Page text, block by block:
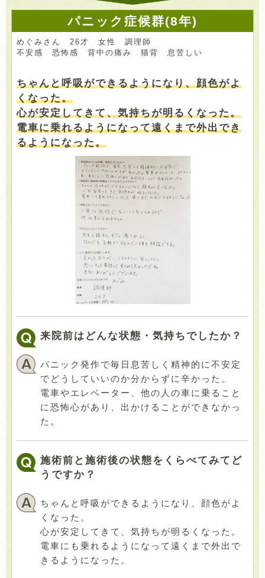
パニック症候群(8年)
めぐみさん 26才 女性 調理師
不安感 恐怖感 背中の痛み 猫背 息苦しい
ちゃんと呼吸ができるようになり、顔色がよ
くなった。
心が安定してきて、気持ちが明るくなった。
電車に乗れるようになって遠くまで外出でき
るようになった。
来院前はどんな状態・気持ちでしたか？
パニック発作で毎日息苦しく精神的に不安定
でどうしていいのか分からずに辛かった。
電車やエレベーター、他の人の車に乗ること
に恐怖心があり、出かけることができなかっ
た。
施術前と施術後の状態をくらべてみてど
うですか？
ちゃんと呼吸ができるようになり、顔色がよ
くなった。
心が安定してきて、気持ちが明るくなった。
電車にも乗れるようになって遠くまで外出で
きるようになった。